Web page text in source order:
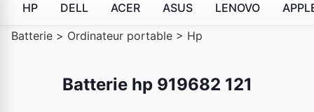
HP DELL ACER ASUS LENOVO
Batterie > Ordinateur portable > Hp
Batterie hp 919682 121